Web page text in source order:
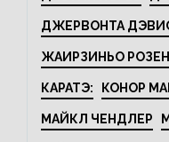
ДЖЕРВОНТА
ЖАИРЗИНЬО
КАРАТЭ: КОНОР
МАЙКЛ ЧЕНДЛЕР